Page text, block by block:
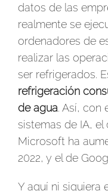
datos de las
realmente se
ordenadores de
realizar las
ser refrigerados.
refrigeración
de agua. Así, con
sistemas de IA,
Microsoft ha
2022, y el de
Y aquí ni siquiera